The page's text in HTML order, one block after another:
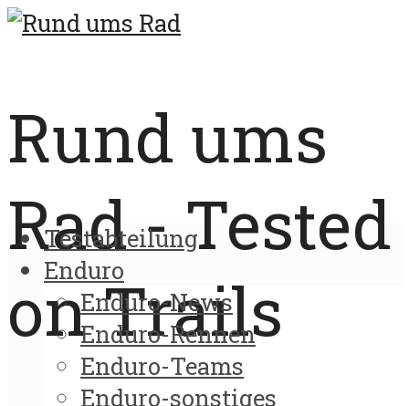
Rund ums
Rad - Tested
on Trails
Testabteilung
Enduro
Enduro-News
Enduro-Rennen
Enduro-Teams
Enduro-sonstiges